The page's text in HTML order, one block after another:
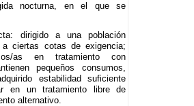
nocturna, en el que se
dirigido a una población
ciertas cotas de exigencia;
as en tratamiento con
pequeños consumos,
estabilidad suficiente
en un tratamiento libre de
alternativo.